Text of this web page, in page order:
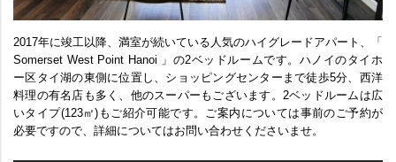
2017年に竣工以降、満室が続いている人気のハイグレードアパート、「
Somerset West Point Hanoi 」の2ベッドルームです。ハノイのタイホ
ー区タイ湖の東側に位置し、ショッピングセンターまで徒歩5分、西洋
料理の有名店も多く、他のスーパーもございます。2ベッドルームは広
いタイプ(123㎡)もご紹介可能です。ご案内については事前のご予約が
必要ですので、詳細についてはお問い合わせくださいませ。